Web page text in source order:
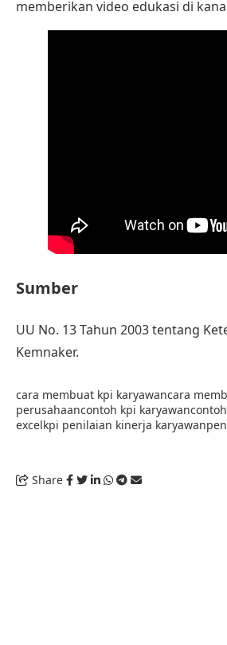
memberikan video edukasi di
Sumber
UU No. 13 Tahun 2003 tentang
Kemnaker.
cara membuat kpi karyawancara
perusahaancontoh kpi karyawan
excelkpi penilaian kinerja karyawan
Share